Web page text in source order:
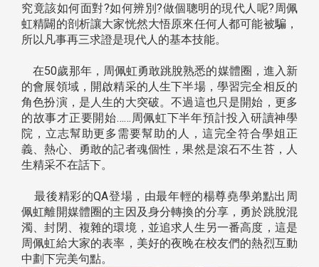
究竟該如何面對?如何辨別?做個聰明的現代人呢?周佩
虹精闢的剖析讓大家恍然大悟原來任何人都可能被騙，
所以凡事再三求證是現代人的基本技能。
在50歲那年，周佩虹勇敢跳脫熟悉的媒體圈，進入新
的會展領域，開啟精采的人生下半場，學習完全相反的
角色扮演，是人生的大突破。不過這也只是開始，更多
的故事才正要開始……周佩虹下半年預計投入研讀神學
院，立志幫助更多需要幫助的人，這完全符合學姐正
義、熱心、勇敢的記者魂個性，果然是滾石不生苔，人
生精采不在話下。
最後精彩的QA登場，由最年輕的楊尊堯學弟點出周
佩虹離開媒體圈的主因及身分轉換的分享，勇於跳脫混
濁、封閉、複雜的環境，並追求人生另一番高度，這是
周佩虹給大家的表率，美好的夜晚在校友們的熱烈互動
中劃下完美句點。